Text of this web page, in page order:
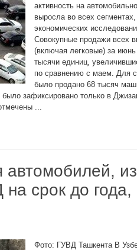
активность на
выросла во всех
экономических
Совокупные продажи всех
(включая легковые) за
тысячи единиц,
по сравнению с маем. Для
было продано 68 тысяч
зафиксировано только в
...
автомобилей,
срок до года,
Фото: ГУВД Ташкента В